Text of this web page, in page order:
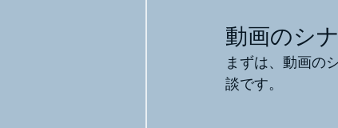
動画のシ
まずは、動画の
談です。